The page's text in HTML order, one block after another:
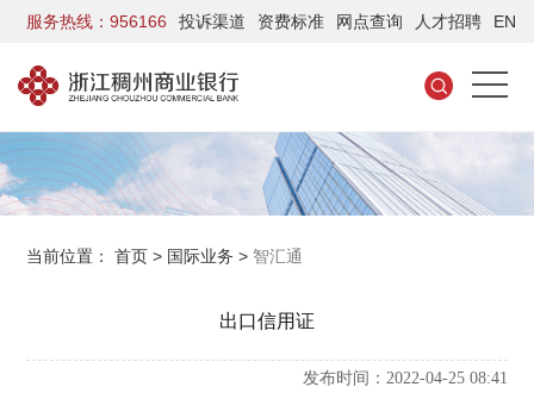
服务热线：956166 投诉渠道 资费标准 网点查询 人才招聘 EN
当前位置：首页 > 国际业务 > 智汇通
出口信用证
发布时间：2022-04-25 08:41